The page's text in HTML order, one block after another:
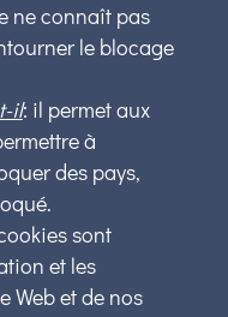
ne connaît pas
le blocage
il: il permet aux
à
des pays,
sont
et les
Web et de nos